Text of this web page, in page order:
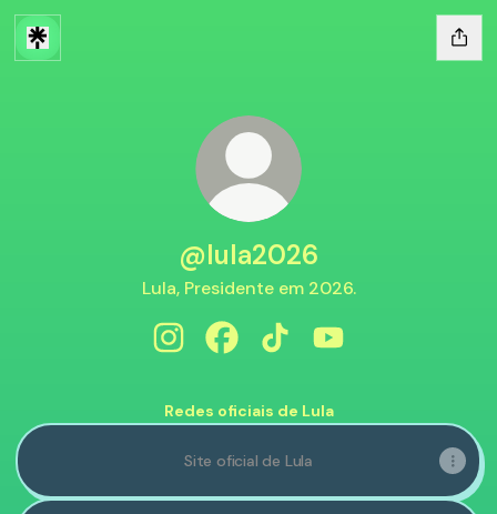
@lula2026
Lula, Presidente em 2026.
Redes oficiais de Lula
Site oficial de Lula